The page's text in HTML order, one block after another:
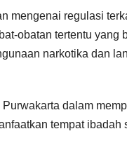
mengenai regulasi
obatan tertentu yang
narkotika dan
dalam
tempat